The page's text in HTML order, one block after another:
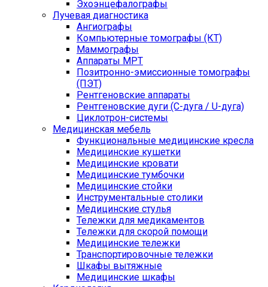
Эхоэнцефалографы
Лучевая диагностика
Ангиографы
Компьютерные томографы (КТ)
Маммографы
Аппараты МРТ
Позитронно-эмиссионные томографы
(ПЭТ)
Рентгеновские аппараты
Рентгеновские дуги (С-дуга / U-дуга)
Циклотрон-системы
Медицинская мебель
Функциональные медицинские кресла
Медицинские кушетки
Медицинские кровати
Медицинские тумбочки
Медицинские стойки
Инструментальные столики
Медицинские стулья
Тележки для медикаментов
Тележки для скорой помощи
Медицинские тележки
Транспортировочные тележки
Шкафы вытяжные
Медицинские шкафы